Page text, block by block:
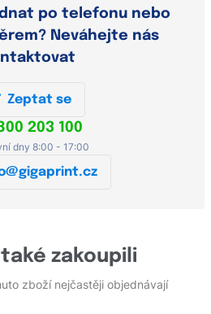
po telefonu nebo
Neváhejte nás
Zeptat se
203 100
dny 8:00 - 17:00
zakoupili
zboží nejčastěji objednávají